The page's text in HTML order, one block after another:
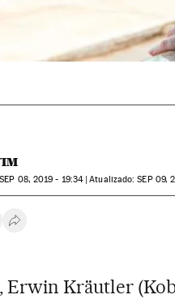
SEP 08, 2019 - 19:34 atualizado: SEP09,
Whatsapp
en Facebook
en Twitter
Desplegar Redes Sociales
Erwin Kräutler